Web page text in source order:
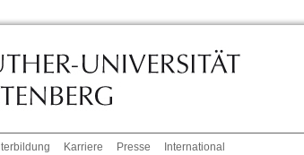
Karriere Presse International